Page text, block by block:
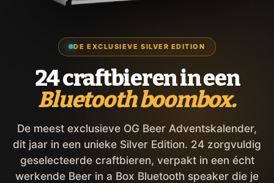
DE EXCLUSIEVE SILVER EDITION
24 craftbieren in een
Bluetooth boombox.
De meest exclusieve OG Beer Adventskalender,
dit jaar in een unieke Silver Edition. 24 zorgvuldig
geselecteerde craftbieren, verpakt in een écht
werkende Beer in a Box Bluetooth speaker die je